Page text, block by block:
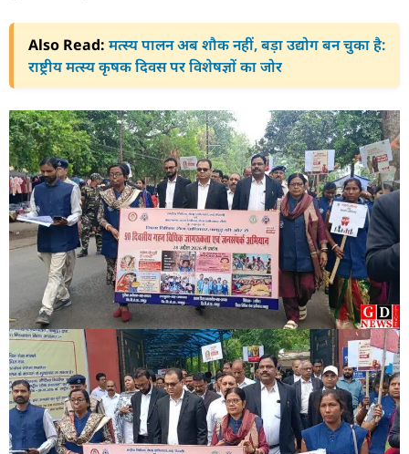
Also Read: मत्स्य पालन अब शौक नहीं, बड़ा उद्योग बन चुका है:
राष्ट्रीय मत्स्य कृषक दिवस पर विशेषज्ञों का जोर